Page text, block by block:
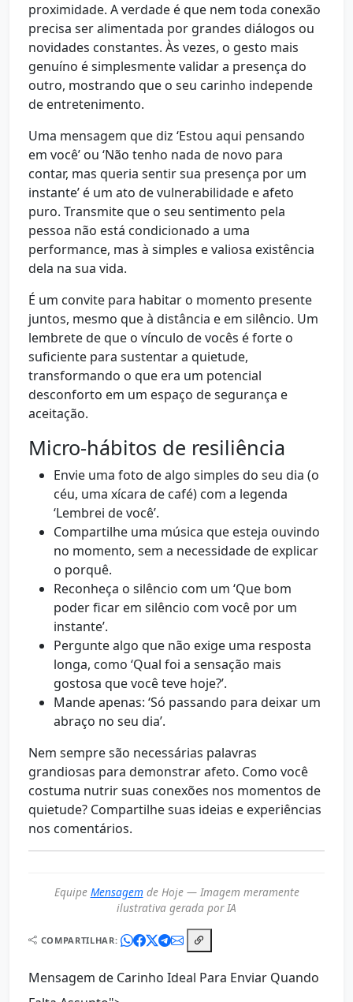
proximidade. A verdade é que nem toda conexão
precisa ser alimentada por grandes diálogos ou
novidades constantes. Às vezes, o gesto mais
genuíno é simplesmente validar a presença do
outro, mostrando que o seu carinho independe
de entretenimento.
Uma mensagem que diz ‘Estou aqui pensando
em você’ ou ‘Não tenho nada de novo para
contar, mas queria sentir sua presença por um
instante’ é um ato de vulnerabilidade e afeto
puro. Transmite que o seu sentimento pela
pessoa não está condicionado a uma
performance, mas à simples e valiosa existência
dela na sua vida.
É um convite para habitar o momento presente
juntos, mesmo que à distância e em silêncio. Um
lembrete de que o vínculo de vocês é forte o
suficiente para sustentar a quietude,
transformando o que era um potencial
desconforto em um espaço de segurança e
aceitação.
Micro-hábitos de resiliência
Envie uma foto de algo simples do seu dia (o
céu, uma xícara de café) com a legenda
‘Lembrei de você’.
Compartilhe uma música que esteja ouvindo
no momento, sem a necessidade de explicar
o porquê.
Reconheça o silêncio com um ‘Que bom
poder ficar em silêncio com você por um
instante’.
Pergunte algo que não exige uma resposta
longa, como ‘Qual foi a sensação mais
gostosa que você teve hoje?’.
Mande apenas: ‘Só passando para deixar um
abraço no seu dia’.
Nem sempre são necessárias palavras
grandiosas para demonstrar afeto. Como você
costuma nutrir suas conexões nos momentos de
quietude? Compartilhe suas ideias e experiências
nos comentários.
Equipe Mensagem de Hoje — Imagem meramente
ilustrativa gerada por IA
COMPARTILHAR:
Mensagem de Carinho Ideal Para Enviar Quando